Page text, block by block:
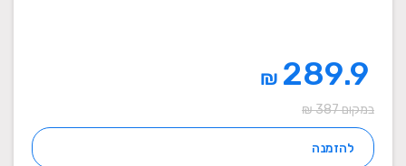
289.9
₪
במקום 387 ₪
להזמנה